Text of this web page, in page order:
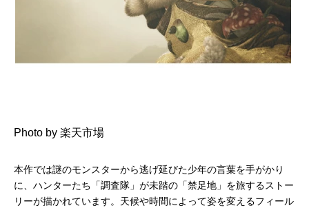
Photo by 楽天市場
本作では謎のモンスターから逃げ延びた少年の言葉を手がかり
に、ハンターたち「調査隊」が未踏の「禁足地」を旅するストー
リーが描かれています。天候や時間によって姿を変えるフィール